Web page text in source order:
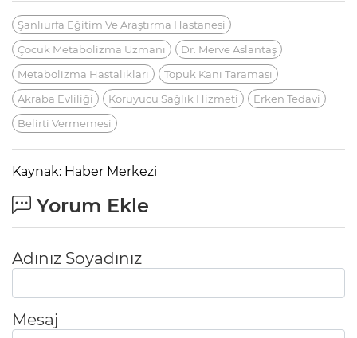
Şanlıurfa Eğitim Ve Araştırma Hastanesi
Çocuk Metabolizma Uzmanı
Dr. Merve Aslantaş
Metabolizma Hastalıkları
Topuk Kanı Taraması
Akraba Evliliği
Koruyucu Sağlık Hizmeti
Erken Tedavi
Belirti Vermemesi
Kaynak: Haber Merkezi
Yorum Ekle
Adınız Soyadınız
Mesaj